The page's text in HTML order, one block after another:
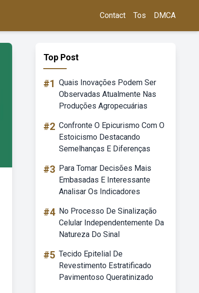
Contact Tos DMCA
Top Post
#1 Quais Inovações Podem Ser
Observadas Atualmente Nas
Produções Agropecuárias
#2 Confronte O Epicurismo Com O
Estoicismo Destacando
Semelhanças E Diferenças
#3 Para Tomar Decisões Mais
Embasadas E Interessante
Analisar Os Indicadores
#4 No Processo De Sinalização
Celular Independentemente Da
Natureza Do Sinal
#5 Tecido Epitelial De
Revestimento Estratificado
Pavimentoso Queratinizado